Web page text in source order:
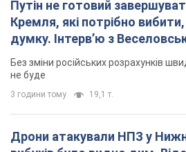
вторгнення з боку Росії –
Журналісти розповіли, що
5 годин тому 16,1 т.